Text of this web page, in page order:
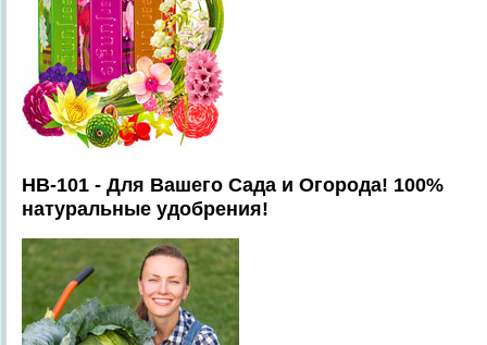
HB-101 - Для Вашего Сада и Огорода! 100%
натуральные удобрения!